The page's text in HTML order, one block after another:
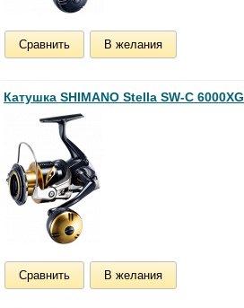
Сравнить В желания
Катушка SHIMANO Stella SW-C 6000XG
Сравнить В желания